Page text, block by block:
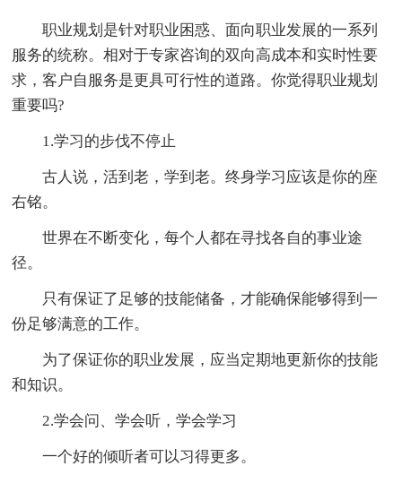
职业规划是针对职业困惑、面向职业发展的一系列
服务的统称。相对于专家咨询的双向高成本和实时性要
求，客户自服务是更具可行性的道路。你觉得职业规划
重要吗?
1.学习的步伐不停止
古人说，活到老，学到老。终身学习应该是你的座
右铭。
世界在不断变化，每个人都在寻找各自的事业途
径。
只有保证了足够的技能储备，才能确保能够得到一
份足够满意的工作。
为了保证你的职业发展，应当定期地更新你的技能
和知识。
2.学会问、学会听，学会学习
一个好的倾听者可以习得更多。